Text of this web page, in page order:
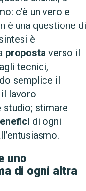
c’è un vero e
è una questione di
è
proposta verso il
tecnici,
semplice il
il lavoro
studio; stimare
di ogni
uno
di ogni altra